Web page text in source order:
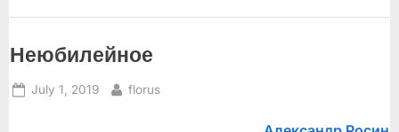
Неюбилейное
Posted
July 1, 2019 By
florus